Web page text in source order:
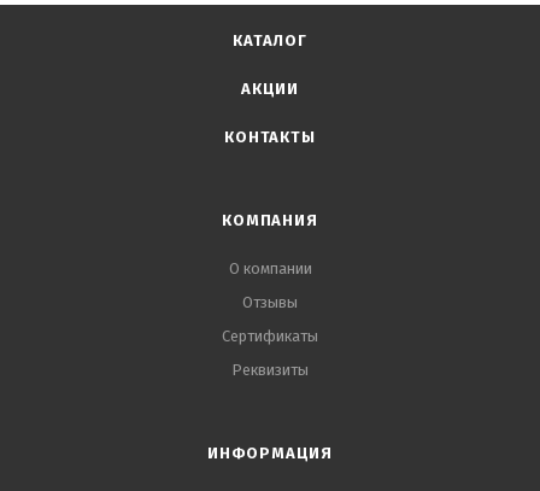
КАТАЛОГ
АКЦИИ
КОНТАКТЫ
КОМПАНИЯ
О компании
Отзывы
Сертификаты
Реквизиты
ИНФОРМАЦИЯ